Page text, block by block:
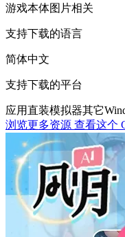
游戏本体图片相关
支持下载的语言
简体中文
支持下载的平台
应用直装模拟器其它
浏览更多资源 查看这个